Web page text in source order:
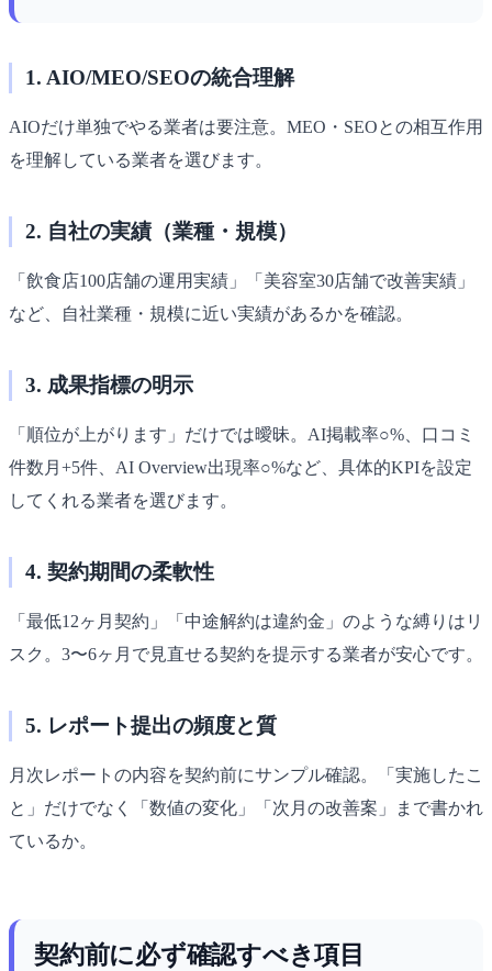
1. AIO/MEO/SEOの統合理解
AIOだけ単独でやる業者は要注意。MEO・SEOとの相互作用
を理解している業者を選びます。
2. 自社の実績（業種・規模）
「飲食店100店舗の運用実績」「美容室30店舗で改善実績」
など、自社業種・規模に近い実績があるかを確認。
3. 成果指標の明示
「順位が上がります」だけでは曖昧。AI掲載率○%、口コミ
件数月+5件、AI Overview出現率○%など、具体的KPIを設定
してくれる業者を選びます。
4. 契約期間の柔軟性
「最低12ヶ月契約」「中途解約は違約金」のような縛りはリ
スク。3〜6ヶ月で見直せる契約を提示する業者が安心です。
5. レポート提出の頻度と質
月次レポートの内容を契約前にサンプル確認。「実施したこ
と」だけでなく「数値の変化」「次月の改善案」まで書かれ
ているか。
契約前に必ず確認すべき項目